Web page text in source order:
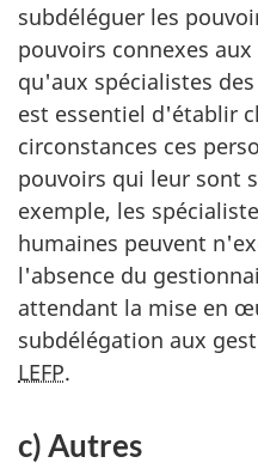
subdéléguer les
pouvoirs connexes
qu'aux spécialistes
est essentiel d'établir
circonstances ces
pouvoirs qui leur sont
exemple, les
humaines peuvent
l'absence du
attendant la mise en
subdélégation aux
LEFP.
c) Autres